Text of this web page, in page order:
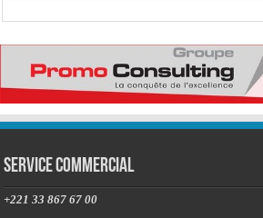
Service commercial
+221 33 867 67 00